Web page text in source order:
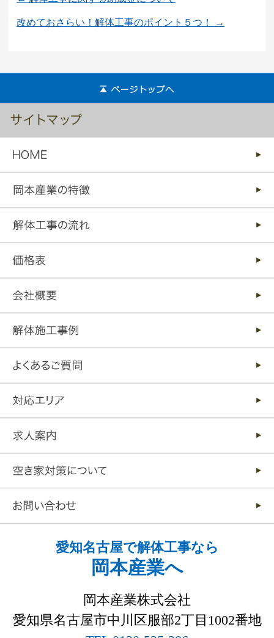
改めておさらい！解体工事のポイント５つ！ →
愛知名古屋で解体工事なら
岡本産業へ
岡本産業株式会社
愛知県名古屋市中川区服部2丁目1002番地